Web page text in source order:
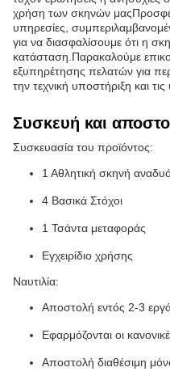
χρήση των σκηνών
υπηρεσίες,
για να διασφαλίσουμε ότι η
κατάσταση.Παρακαλούμε
εξυπηρέτησης πελατών για
την τεχνική υποστήριξη και
Συσκευή και
Συσκευασία του προϊόντος:
1 Αθλητική σκηνή
4 Βασικά Στόχοι
1 Τσάντα μεταφοράς
Εγχειρίδιο χρήσης
Ναυτιλία:
Αποστολή εντός 2-3
Εφαρμόζονται οι
Αποστολή διαθέσιμη